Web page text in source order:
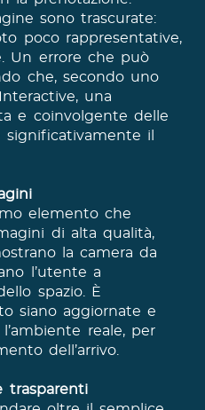
sono trascurate:
poco rappresentative,
Un errore che può
che, secondo uno
una
e coinvolgente delle
il
elemento che
di alta qualità,
la camera da
l’utente a
spazio. È
siano aggiornate e
reale, per
dell’arrivo.​
trasparenti